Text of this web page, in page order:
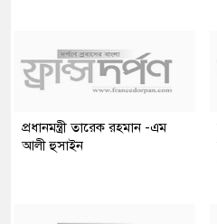
প্রধানমন্ত্রী তারেক রহমান -এম
আলী হুসাইন